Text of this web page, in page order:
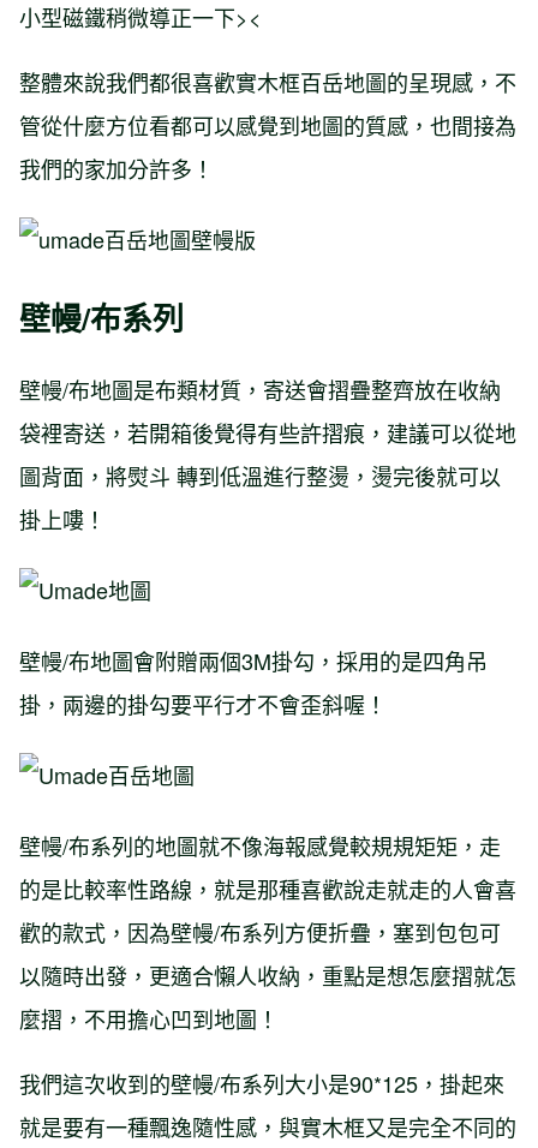
小型磁鐵稍微導正一下><
整體來說我們都很喜歡實木框百岳地圖的呈現感，不
管從什麼方位看都可以感覺到地圖的質感，也間接為
我們的家加分許多！
壁幔/布系列
壁幔/布地圖是布類材質，寄送會摺疊整齊放在收納
袋裡寄送，若開箱後覺得有些許摺痕，建議可以從地
圖背面，將熨斗 轉到低溫進行整燙，燙完後就可以
掛上嘍！
壁幔/布地圖會附贈兩個3M掛勾，採用的是四角吊
掛，兩邊的掛勾要平行才不會歪斜喔！
壁幔/布系列的地圖就不像海報感覺較規規矩矩，走
的是比較率性路線，就是那種喜歡說走就走的人會喜
歡的款式，因為壁幔/布系列方便折疊，塞到包包可
以隨時出發，更適合懶人收納，重點是想怎麼摺就怎
麼摺，不用擔心凹到地圖！
我們這次收到的壁幔/布系列大小是90*125，掛起來
就是要有一種飄逸隨性感，與實木框又是完全不同的